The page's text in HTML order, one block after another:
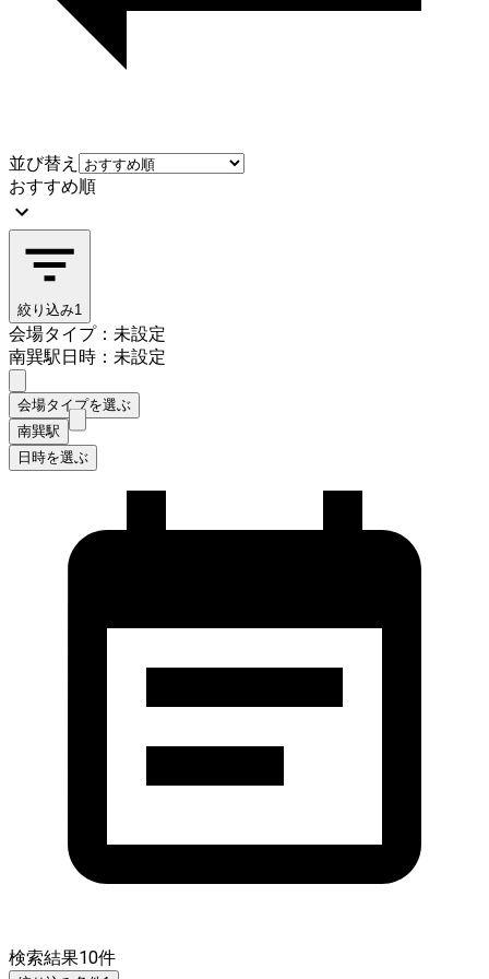
並び替え
おすすめ順
絞り込み1
会場タイプ：未設定
南巽駅日時：未設定
会場タイプを選ぶ
南巽駅
日時を選ぶ
検索結果10件